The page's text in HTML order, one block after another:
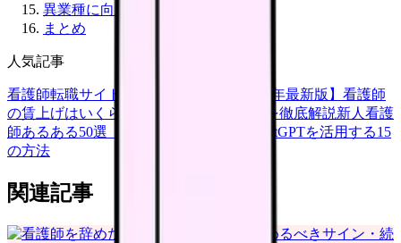
異業種に向かないタイプ
まとめ
人気記事
看護師転職サイトランキングTOP5【2026年最新版】 看護師
の賃上げはいくら？2026年度の最新情報を徹底解説新人看護
師あるある50選【共感必至】
看護師がChatGPTを活用する15
の方法
関連記事